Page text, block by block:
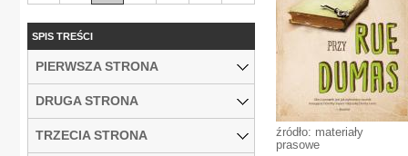
źródło: materiały
prasowe
SPIS TREŚCI
PIERWSZA STRONA
DRUGA STRONA
TRZECIA STRONA